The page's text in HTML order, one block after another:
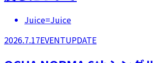
Juice=Juice
2026.7.17EVENTUPDATE